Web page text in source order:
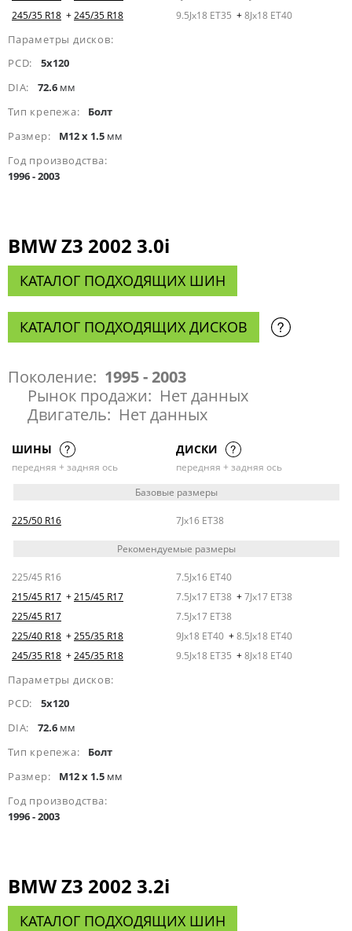
245/35 R18 +245/35 R18 9.5Jx18 ET35 +8Jx18 ET40
Параметры дисков:
PCD:
5x120
DIA:
72.6 мм
Тип крепежа:
Болт
Размер:
M12 x 1.5 мм
Год производства:
1996 - 2003
BMW Z3 2002 3.0i
КАТАЛОГ ПОДХОДЯЩИХ ШИН
КАТАЛОГ ПОДХОДЯЩИХ ДИСКОВ
Поколение: 1995 - 2003
Рынок продажи: Нет данных
Двигатель: Нет данных
ШИНЫ
передняя + задняя ось
ДИСКИ
передняя + задняя ось
Базовые размеры
225/50 R16 7Jx16 ET38
Рекомендуемые размеры
225/45 R16
7.5Jx16 ET40
215/45 R17 +215/45 R17 7.5Jx17 ET38 +7Jx17 ET38
225/45 R17
7.5Jx17 ET38
225/40 R18 +255/35 R18 9Jx18 ET40 +8.5Jx18 ET40
245/35 R18 +245/35 R18 9.5Jx18 ET35 +8Jx18 ET40
Параметры дисков:
PCD:
5x120
DIA:
72.6 мм
Тип крепежа:
Болт
Размер:
M12 x 1.5 мм
Год производства:
1996 - 2003
BMW Z3 2002 3.2i
КАТАЛОГ ПОДХОДЯЩИХ ШИН